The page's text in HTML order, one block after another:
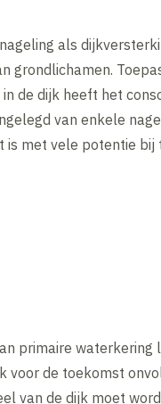
als
grondlichamen.
de dijk heeft het
van enkele
is met vele potentie bij
primaire waterkering
de toekomst
van de dijk moet